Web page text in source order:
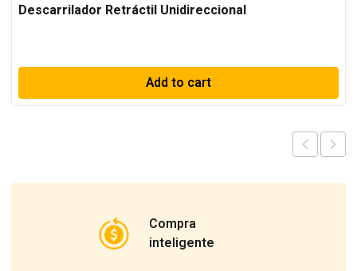
Descarrilador Retráctil Unidireccional
Add to cart
Compra
inteligente